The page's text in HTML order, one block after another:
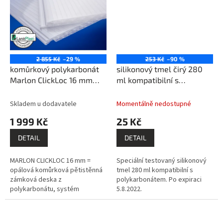
2 855 Kč –29 %
komůrkový polykarbonát
Marlon ClickLoc 16 mm
Skladem u dodavatele
1 999 Kč
DETAIL
MARLON CLICKLOC 16 mm =
opálová komůrková pětistěnná
zámková deska z
polykarbonátu, systém
montáže pero - drážka,
253 Kč –90 %
silikonový tmel čirý 280
ml kompatibilní s
EXPIRACI PK988
Momentálně nedostupné
25 Kč
DETAIL
Speciální testovaný silikonový
tmel 280 ml kompatibilní s
polykarbonátem. Po expiraci
5.8.2022.